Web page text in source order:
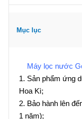
Mục lục
Máy lọc nước
1. Sản phẩm ứng
Hoa Kì;
2. Bảo hành lên
1 năm);